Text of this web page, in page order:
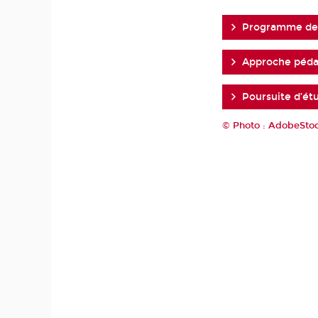
Programme
Approche
Poursuite
© Photo :